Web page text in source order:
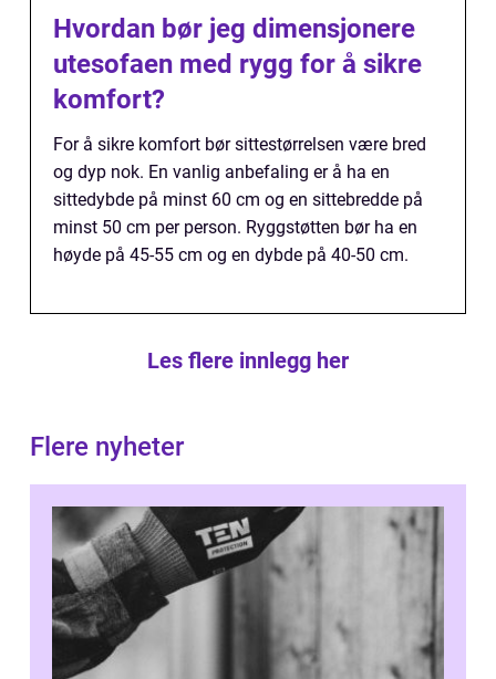
Hvordan bør jeg dimensjonere
utesofaen med rygg for å sikre
komfort?
For å sikre komfort bør sittestørrelsen være bred
og dyp nok. En vanlig anbefaling er å ha en
sittedybde på minst 60 cm og en sittebredde på
minst 50 cm per person. Ryggstøtten bør ha en
høyde på 45-55 cm og en dybde på 40-50 cm.
Les flere innlegg her
Flere nyheter